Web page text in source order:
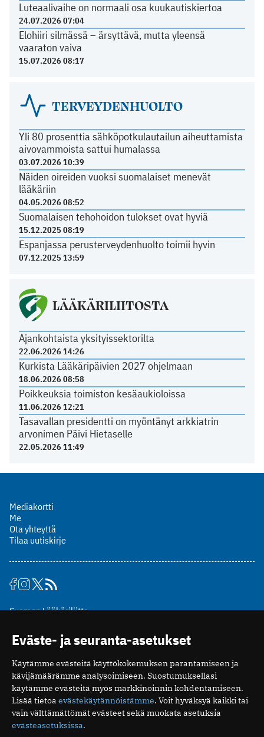
Luteaalivaihe on normaali osa kuukautiskiertoa
24.07.2026 07:04
Elohiiri silmässä – ärsyttävä, mutta yleensä
vaaraton vaiva
15.07.2026 08:17
TERVEYDENHUOLTO
Yli 80 prosenttia sähköpotkulautailun aiheuttamista
aivovammoista sattui humalassa
03.07.2026 10:39
Näiden oireiden vuoksi suomalaiset menevät
lääkäriin
04.05.2026 08:52
Suomalaisen tehohoidon tulokset ovat hyviä
15.12.2025 08:19
Espanjassa perusterveydenhuolto toimii hyvin
07.12.2025 13:59
LÄÄKÄRILIITOSTA
Ajankohtaista yksityissektorilta
22.06.2026 14:26
Kurkista Lääkäripäivien 2027 ohjelmaan
18.06.2026 08:58
Poikkeuksia toimiston kesäaukioloissa
11.06.2026 12:21
Tasavallan presidentti on myöntänyt arkkiatrin
arvonimen Päivi Hietaselle
22.05.2026 11:49
Mediakortti
Me
Ota yhteyttä
Tilaa uutiskirje
Suomen Lääkäriliitto
00510 Helsinki
puh. (09) 393 091
toimitus@potilaanlaakarilehti.fi
ISSN 2323-9476
Eväste- ja seuranta-asetukset
Käytämme evästeitä käyttökokemuksen parantamiseen ja
kävijämäärämme analysoimiseen. Suostumuksellasi
käytämme evästeitä myös markkinoinnin kohdentamiseen.
Lisää tietoa evästekäytännöistämme. Voit hyväksyä kaikki tai
vain välttämättömät evästeet sekä muokata asetuksia
evästeasetuksissa.